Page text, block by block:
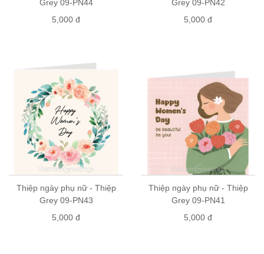
liên hệ để xác nhận đơn hàng và giao hàng
Mua lẻ tại cửa hàng: Thiệp có bán tại hầu hết các nhà sách lớn
Grey 09-PN44
5,000 đ
Thiệp ngày phụ nữ - Thiệp
Grey 09-PN43
5,000 đ
Grey 09-PN42
5,000 đ
Thiệp ngày phụ nữ - Thiệp
Grey 09-PN41
5,000 đ